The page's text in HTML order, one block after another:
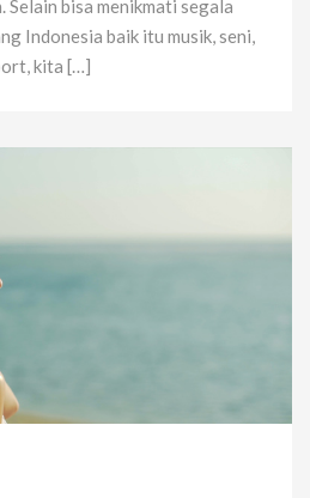
Selain bisa menikmati segala
Indonesia baik itu musik, seni,
kita […]